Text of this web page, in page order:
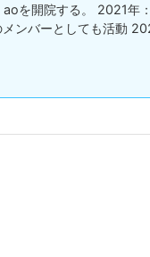
を開院する。 2021年
ンバーとしても活動